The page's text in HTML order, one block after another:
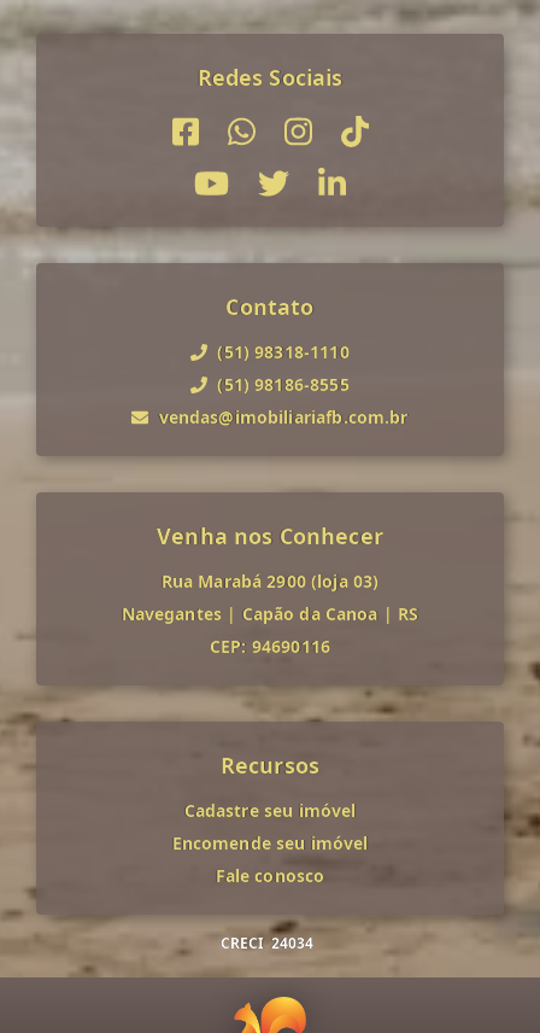
Redes Sociais
Contato
(51) 98318-1110
(51) 98186-8555
vendas@imobiliariafb.com.br
Venha nos Conhecer
Rua Marabá 2900 (loja 03)
Navegantes | Capão da Canoa | RS
CEP: 94690116
Recursos
Cadastre seu imóvel
Encomende seu imóvel
Fale conosco
CRECI 24034